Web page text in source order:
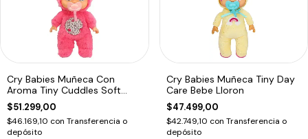
Cry Babies Muñeca Con
Aroma Tiny Cuddles Soft
Scents
$51.299,00
$46.169,10 con Transferencia o
depósito
Cry Babies Muñeca Tiny Day
Care Bebe Lloron
$47.499,00
$42.749,10 con Transferencia o
depósito